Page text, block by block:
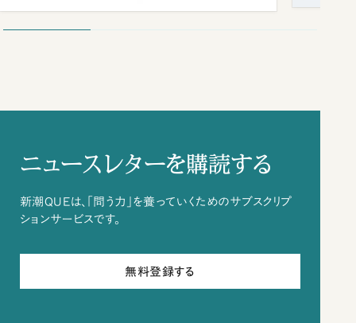
ニュースレターを購読する
新潮QUEは、「問う力」を養っていくためのサブスクリプ
ションサービスです。
無料登録する